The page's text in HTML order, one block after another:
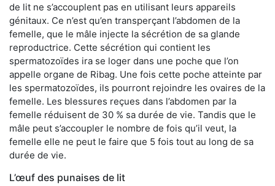
de lit ne s’accouplent pas en utilisant leurs appareils
génitaux. Ce n’est qu’en transperçant l’abdomen de la
femelle, que le mâle injecte la sécrétion de sa glande
reproductrice. Cette sécrétion qui contient les
spermatozoïdes ira se loger dans une poche que l’on
appelle organe de Ribag. Une fois cette poche atteinte par
les spermatozoïdes, ils pourront rejoindre les ovaires de la
femelle. Les blessures reçues dans l’abdomen par la
femelle réduisent de 30 % sa durée de vie. Tandis que le
mâle peut s’accoupler le nombre de fois qu’il veut, la
femelle elle ne peut le faire que 5 fois tout au long de sa
durée de vie.
L’œuf des punaises de lit